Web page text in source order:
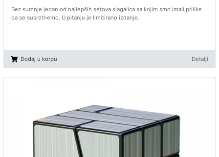
Bez sumnje jedan od najlepših setova slagalica sa kojim smo imali prilike
da se susretnemo. U pitanju je limitirano izdanje.
Dodaj u korpu Detalji